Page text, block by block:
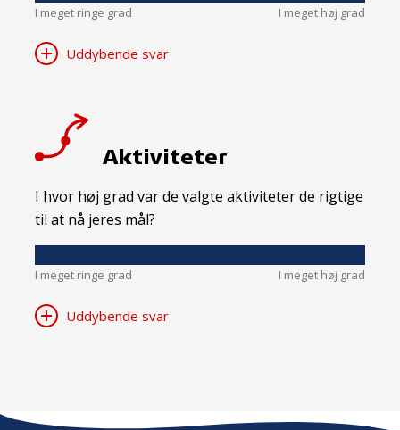
I meget ringe grad I meget høj grad
Uddybende svar
Aktiviteter
I hvor høj grad var de valgte aktiviteter de rigtige
til at nå jeres mål?
I meget ringe grad I meget høj grad
Uddybende svar